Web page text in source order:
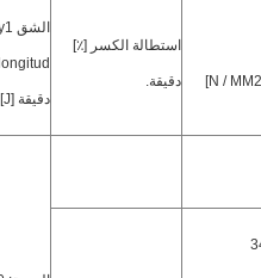
جمهورية مقدونيا [N / MM2]
استطالة الكسر [٪]
دقيقة.
الشق mpactEnergy1)
دقيقة [J]